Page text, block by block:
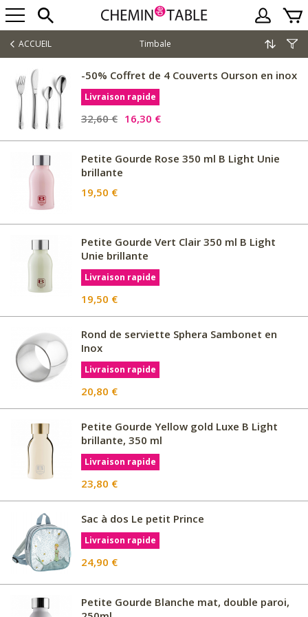
ACCUEIL Timbale
-50% Coffret de 4 Couverts Ourson en inox
Livraison rapide
32,60 € 16,30 €
Petite Gourde Rose 350 ml B Light Unie
brillante
19,50 €
Petite Gourde Vert Clair 350 ml B Light
Unie brillante
Livraison rapide
19,50 €
Rond de serviette Sphera Sambonet en
Inox
Livraison rapide
20,80 €
Petite Gourde Yellow gold Luxe B Light
brillante, 350 ml
Livraison rapide
23,80 €
Sac à dos Le petit Prince
Livraison rapide
24,90 €
Petite Gourde Blanche mat, double paroi,